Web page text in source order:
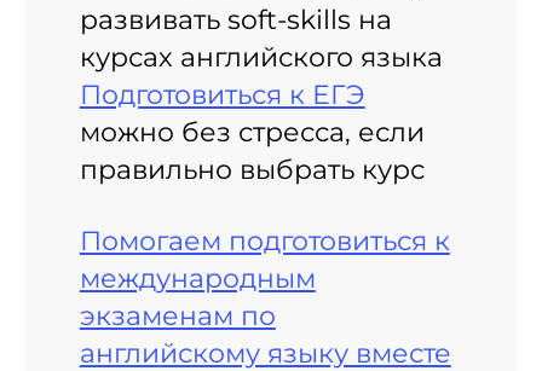
развивать soft-skills на
курсах английского языка
Подготовиться к ЕГЭ
можно без стресса, если
правильно выбрать курс
Помогаем подготовиться к
международным
экзаменам по
английскому языку вместе